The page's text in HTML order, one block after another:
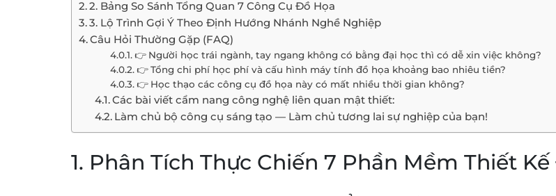
2. Bảng So Sánh Tổng Quan 7 Công Cụ Đồ Họa
3. Lộ Trình Gợi Ý Theo Định Hướng Nhánh Nghề Nghiệp
Câu Hỏi Thường Gặp (FAQ)
👉 Người học trái ngành, tay ngang không có bằng đại học thì có dễ xin việc không?
👉 Tổng chi phí học phí và cấu hình máy tính đồ họa khoảng bao nhiêu tiền?
👉 Học thạo các công cụ đồ họa này có mất nhiều thời gian không?
Các bài viết cẩm nang công nghệ liên quan mật thiết:
Làm chủ bộ công cụ sáng tạo — Làm chủ tương lai sự nghiệp của bạn!
1. Phân Tích Thực Chiến 7 Phần Mềm Thiết